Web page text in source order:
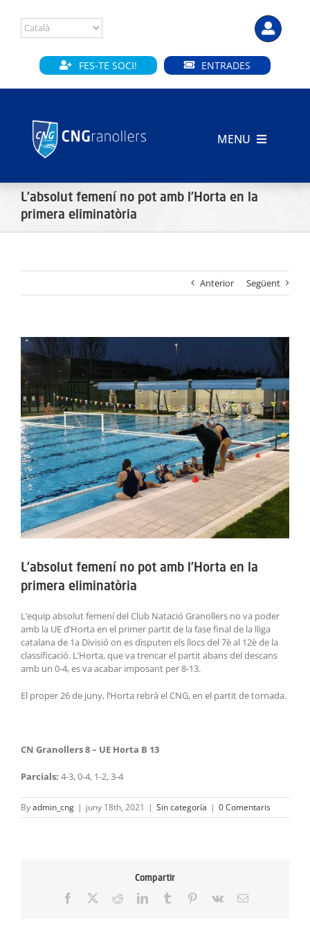
content
FES-TE SOCI! ENTRADES
MENU
CLUB
SERVEIS
INFANTS
BLOG
EMPRESES
CONTACTE
TREBALLA AMB NOSALTRES!
L’absolut femení no pot amb l’Horta en la
primera eliminatòria
Anterior Següent
View
Larger
Image
L’absolut femení no pot amb l’Horta en la
primera eliminatòria
L’equip absolut femení del Club Natació Granollers no va poder
amb la UE d’Horta en el primer partit de la fase final de la lliga
catalana de 1a Divisió on es disputen els llocs del 7è al 12è de la
classificació. L’Horta, que va trencar el partit abans del descans
amb un 0-4, es va acabar imposant per 8-13.
El proper 26 de juny, l’Horta rebrà el CNG, en el partit de tornada.
CN Granollers 8 – UE Horta B 13
Parcials: 4-3, 0-4, 1-2, 3-4
Byadmin_cng | juny 18th, 2021 | Sin categoría | 0 Comentaris
Compartir
Facebook RedditLinkedInTumblr Pinterest
Vk Email: